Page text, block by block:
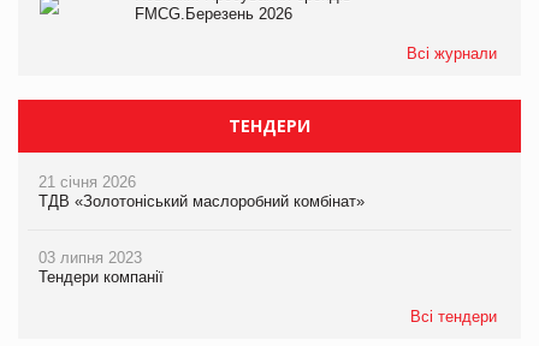
FMCG.Березень 2026
Всі журнали
ТЕНДЕРИ
21 січня 2026
ТДВ «Золотоніський маслоробний комбінат»
03 липня 2023
Тендери компанії
Всі тендери